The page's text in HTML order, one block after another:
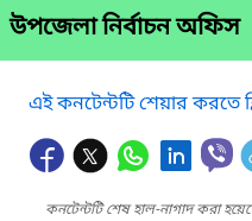
উপজেলা নির্বাচন অফিস
এই কনটেন্টটি শেয়ার করতে
কনটেন্টটি শেষ হাল-নাগাদ করা